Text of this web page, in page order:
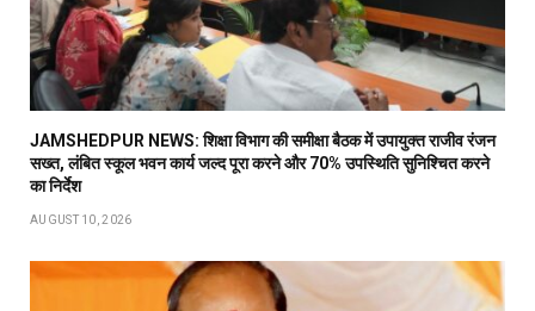
JAMSHEDPUR NEWS: शिक्षा विभाग की समीक्षा बैठक में उपायुक्त राजीव रंजन
सख्त, लंबित स्कूल भवन कार्य जल्द पूरा करने और 70% उपस्थिति सुनिश्चित करने
का निर्देश
AUGUST 10, 2026